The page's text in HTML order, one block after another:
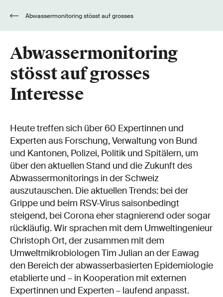
Abwassermonitoring
stösst auf grosses
Interesse
Heute treffen sich über 60 Expertinnen und
Experten aus Forschung, Verwaltung von Bund
und Kantonen, Polizei, Politik und Spitälern, um
über den aktuellen Stand und die Zukunft des
Abwassermonitorings in der Schweiz
auszutauschen. Die aktuellen Trends: bei der
Grippe und beim RSV-Virus saisonbedingt
steigend, bei Corona eher stagnierend oder sogar
rückläufig. Wir sprachen mit dem Umweltingenieur
Christoph Ort, der zusammen mit dem
Umweltmikrobiologen Tim Julian an der Eawag
den Bereich der abwasserbasierten Epidemiologie
etablierte und – in Kooperation mit externen
Expertinnen und Experten – laufend anpasst.